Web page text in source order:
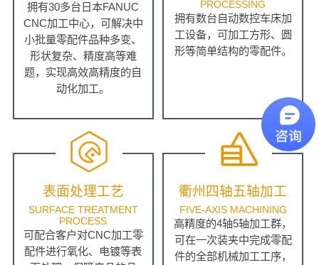
拥有30多台日本FANUC
CNC加工中心，可解决中
小批量零配件品种多变、
形状复杂、精度高等难
题，实现高效高精度的自
动化加工。
PROCESSING
拥有数台自动数控车床加
工设备，可加工方形、圆
形等简单结构的零配件。
表面处理工艺
SURFACE TREATMENT
PROCESS
可配合客户对CNC加工零
配件进行氧化、电镀等表
衢州四轴五轴加工
FIVE-AXIS MACHINING
高精度的4轴5轴加工群，
可在一次装夹中完成零配
件的全部机械加工工序，